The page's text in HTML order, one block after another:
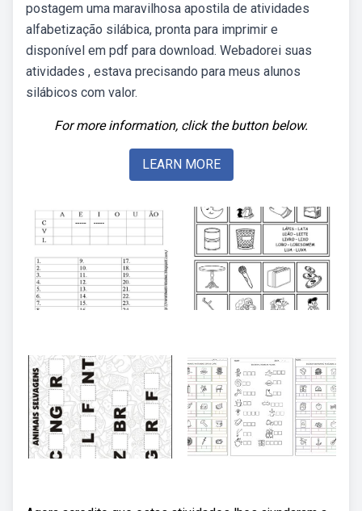
postagem uma maravilhosa apostila de atividades
alfabetização silábica, pronta para imprimir e
disponível em pdf para download. Webadorei suas
atividades , estava precisando para meus alunos
silábicos com valor.
For more information, click the button below.
LEARN MORE